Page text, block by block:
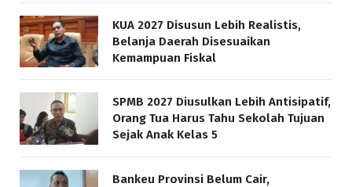
KUA 2027 Disusun Lebih Realistis,
Belanja Daerah Disesuaikan
Kemampuan Fiskal
SPMB 2027 Diusulkan Lebih Antisipatif,
Orang Tua Harus Tahu Sekolah Tujuan
Sejak Anak Kelas 5
Bankeu Provinsi Belum Cair,